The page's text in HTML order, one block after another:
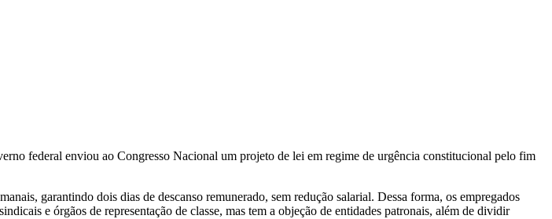
federal enviou ao Congresso Nacional um projeto de lei em regime de urgência constitucional pelo fim
garantindo dois dias de descanso remunerado, sem redução salarial. Dessa forma, os empregados
e órgãos de representação de classe, mas tem a objeção de entidades patronais, além de dividir